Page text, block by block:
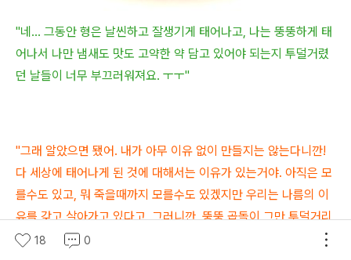
"네... 그동안 형은 날씬하고 잘생기게 태어나고, 나는 뚱뚱하게 태
어나서 나만 냄새도 맛도 고약한 약 담고 있어야 되는지 투덜거렸
던 날들이 너무 부끄러워져요. ㅜㅜ"
"그래 알았으면 됐어. 내가 아무 이유 없이 만들지는 않는다니깐!
다 세상에 태어나게 된 것에 대해서는 이유가 있는거야. 아직은 모
를수도 있고, 뭐 죽을때까지 모를수도 있겠지만 우리는 나름의 이
유를 갖고 살아가고 있다고. 그러니깐, 뚱뚱 곱돌이 그만 투덜거리
고 그 시간에 한 번이라도 더 웃고 잘하자잉??"
18 0